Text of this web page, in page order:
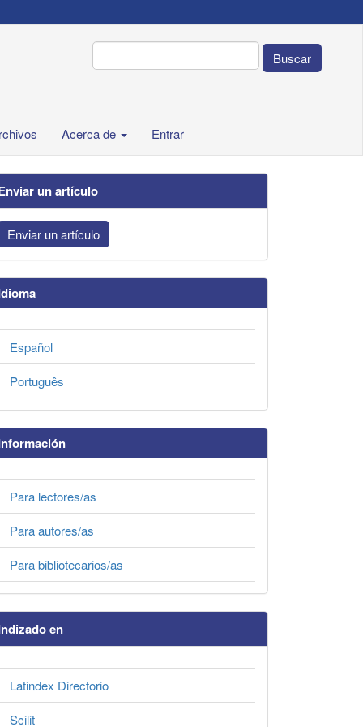
Buscar
Acerca de Entrar
un artículo
Enviar un artículo
Español
Português
Para lectores/as
Para autores/as
Para bibliotecarios/as
en
Latindex Directorio
Scilit